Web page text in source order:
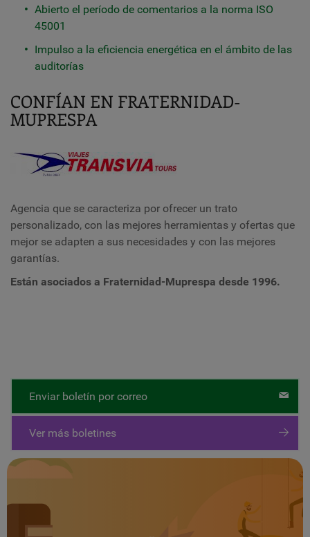
Abierto el período de comentarios a la norma ISO
45001
Impulso a la eficiencia energética en el ámbito de las
auditorías
CONFÍAN EN FRATERNIDAD-
MUPRESPA
Agencia que se caracteriza por ofrecer un trato
personalizado, con las mejores herramientas y ofertas que
mejor se adapten a sus necesidades y con las mejores
garantías.
Están asociados a Fraternidad-Muprespa desde 1996.
Enviar boletín por correo
Ver más boletines